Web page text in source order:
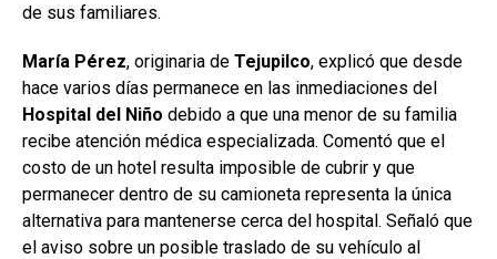
de sus familiares.
María Pérez, originaria de Tejupilco, explicó que desde
hace varios días permanece en las inmediaciones del
Hospital del Niño debido a que una menor de su familia
recibe atención médica especializada. Comentó que el
costo de un hotel resulta imposible de cubrir y que
permanecer dentro de su camioneta representa la única
alternativa para mantenerse cerca del hospital. Señaló que
el aviso sobre un posible traslado de su vehículo al